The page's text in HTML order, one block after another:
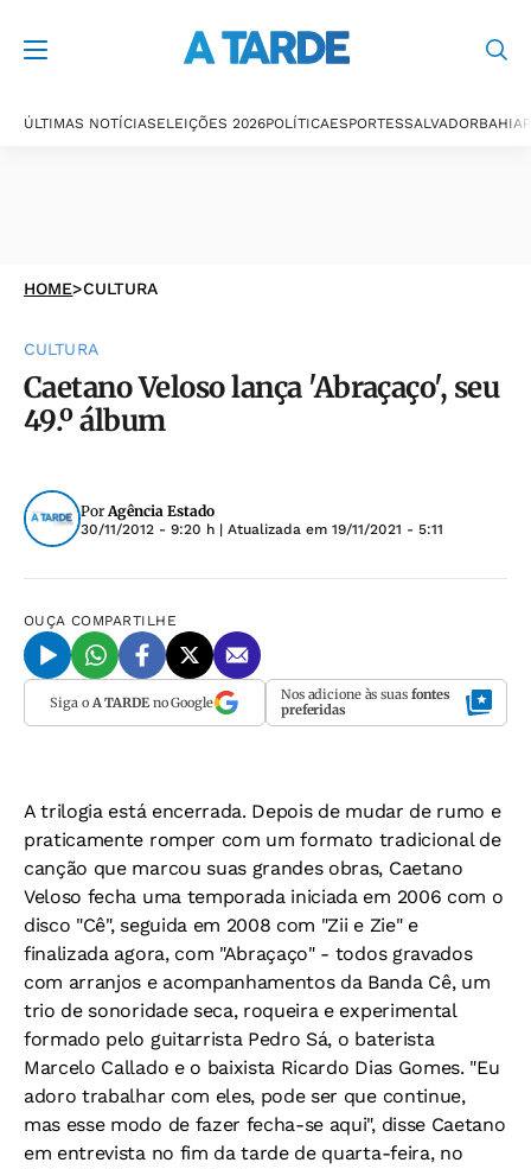
ÚLTIMAS NOTÍCIASELEIÇÕES 2026POLÍTICAESPORTESSALVADORBAHIA
HOME>CULTURA
CULTURA
Caetano Veloso lança 'Abraçaço', seu
49.º álbum
PorAgência Estado
30/11/2012 - 9:20 h | Atualizada em 19/11/2021 - 5:11
OUÇA COMPARTILHE
Siga o A TARDEno Google Nos adicione às suas fontes
preferidas
A trilogia está encerrada. Depois de mudar de rumo e
praticamente romper com um formato tradicional de
canção que marcou suas grandes obras, Caetano
Veloso fecha uma temporada iniciada em 2006 com o
disco "Cê", seguida em 2008 com "Zii e Zie" e
finalizada agora, com "Abraçaço" - todos gravados
com arranjos e acompanhamentos da Banda Cê, um
trio de sonoridade seca, roqueira e experimental
formado pelo guitarrista Pedro Sá, o baterista
Marcelo Callado e o baixista Ricardo Dias Gomes. "Eu
adoro trabalhar com eles, pode ser que continue,
mas esse modo de fazer fecha-se aqui", disse Caetano
em entrevista no fim da tarde de quarta-feira, no